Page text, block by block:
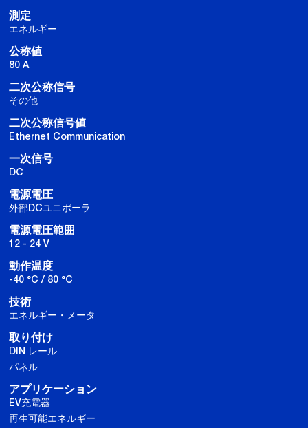
測定
エネルギー
公称値
80 A
二次公称信号
その他
二次公称信号値
Ethernet Communication
一次信号
DC
電源電圧
外部DCユニポーラ
電源電圧範囲
12 - 24 V
動作温度
-40 °C / 80 °C
技術
エネルギー・メータ
取り付け
DIN レール
パネル
アプリケーション
EV充電器
再生可能エネルギー